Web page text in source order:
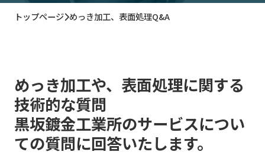
トップページ めっき加工、表面処理Q&A
めっき加工や、表面処理に関する
技術的な質問
黒坂鍍金工業所のサービスについ
ての質問に回答いたします。